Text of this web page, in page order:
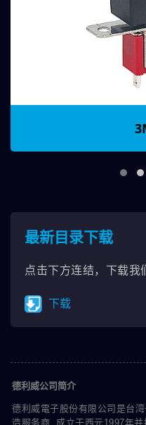
最新目录下载
点击下方连结，下载我
下载
德利威公司简介
德利威電子股份有限公司是台
造服务商. 成立于西元1997年